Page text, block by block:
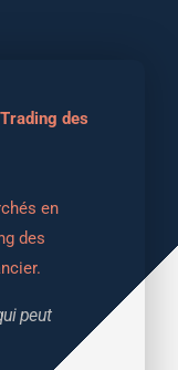
des
en
des
peut